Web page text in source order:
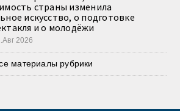
страны изменила
искусство, о подготовке
и о молодёжи
2026
материалы рубрики